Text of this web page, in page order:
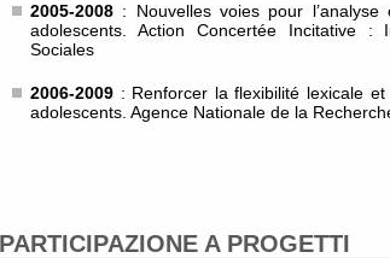
2005-2008 : Nouvelles voies pour
adolescents. Action Concertée Incitative :
Sociales
2006-2009 : Renforcer la flexibilité lexicale
adolescents. Agence Nationale de la
PARTICIPAZIONE A PROGETTI